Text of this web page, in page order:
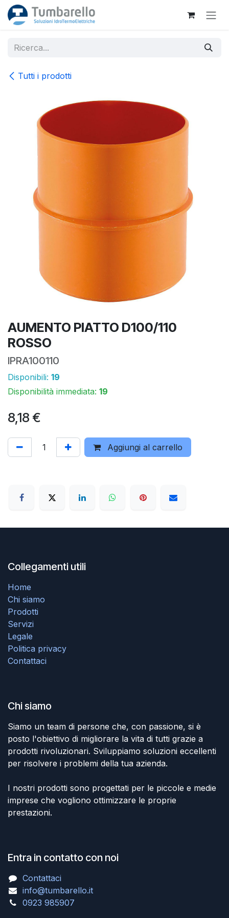
Passa al contenuto
Tutti i prodotti
AUMENTO PIATTO D100/110
ROSSO
IPRA100110
Disponibili: 19
Disponibilità immediata: 19
8,18 €
Aggiungi al carrello
Collegamenti utili
Home
Chi siamo
Prodotti
Servizi
Legale
Politica privacy
Contattaci
Chi siamo
Siamo un team di persone che, con passione, si è
posto l'obiettivo di migliorare la vita di tutti grazie a
prodotti rivoluzionari. Sviluppiamo soluzioni eccellenti
per risolvere i problemi della tua azienda.
I nostri prodotti sono progettati per le piccole e medie
imprese che vogliono ottimizzare le proprie
prestazioni.
Entra in contatto con noi
Contattaci
info@tumbarello.it
0923 985907